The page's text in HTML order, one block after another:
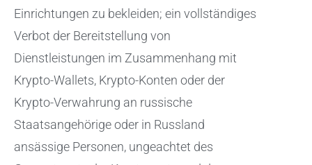
Einrichtungen zu bekleiden; ein vollständiges
Verbot der Bereitstellung von
Dienstleistungen im Zusammenhang mit
Krypto-Wallets, Krypto-Konten oder der
Krypto-Verwahrung an russische
Staatsangehörige oder in Russland
ansässige Personen, ungeachtet des